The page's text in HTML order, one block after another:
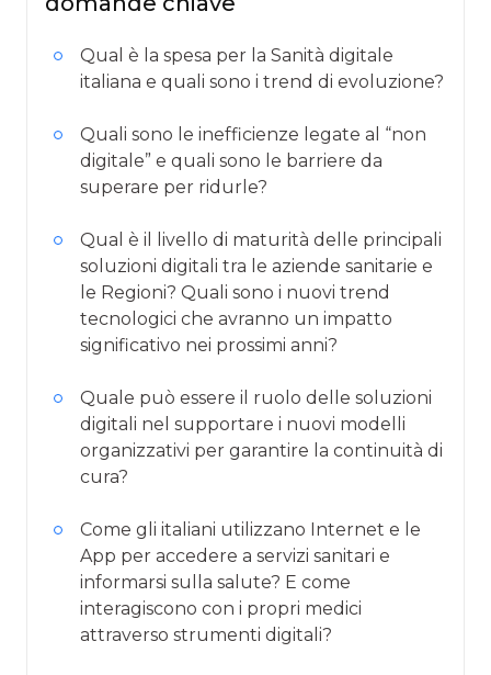
Qual è la spesa per la Sanità digitale
italiana e quali sono i trend di evoluzione?
Quali sono le inefficienze legate al “non
digitale” e quali sono le barriere da
superare per ridurle?
Qual è il livello di maturità delle principali
soluzioni digitali tra le aziende sanitarie e
le Regioni? Quali sono i nuovi trend
tecnologici che avranno un impatto
significativo nei prossimi anni?
Quale può essere il ruolo delle soluzioni
digitali nel supportare i nuovi modelli
organizzativi per garantire la continuità di
cura?
Come gli italiani utilizzano Internet e le
App per accedere a servizi sanitari e
informarsi sulla salute? E come
interagiscono con i propri medici
attraverso strumenti digitali?